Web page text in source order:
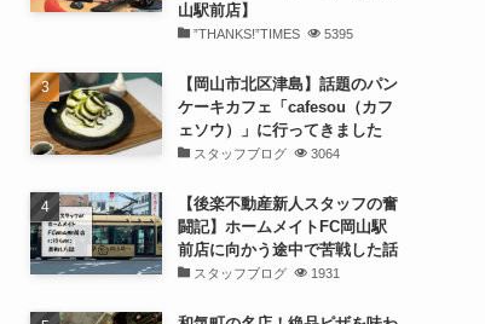
山駅前店】
”THANKS!”TIMES 5395
【岡山市北区津島】話題のパン
ケーキカフェ「cafesou（カフ
ェソウ）」に行ってきました
スタッフブログ 3064
【後楽不動産新人スタッフの奮
闘記】ホームメイトFC岡山駅
前店に向かう途中で苦戦した話
スタッフブログ 1931